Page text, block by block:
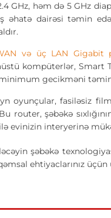
GHz, həm də 5 GHz
əhatə dairəsi təmin
və üç LAN Gigabit
kompüterlər,
gecikməni
oyunçular, fasiləsiz
router, şəbəkə
evinizin interyerinə
şəbəkə
ehtiyaclarınız